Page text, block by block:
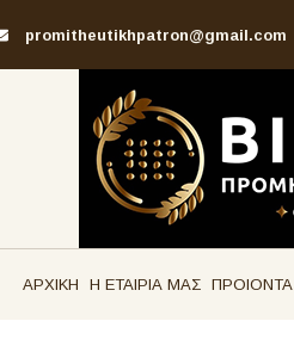
promitheutikhpatron@gmail.com
ΑΡΧΙΚΗ Η ΕΤΑΙΡΙΑ ΜΑΣ ΠΡΟΙΟΝΤΑ